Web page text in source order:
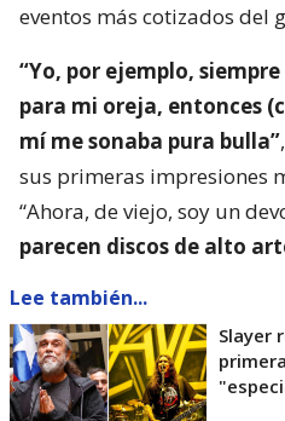
eventos más cotizados del
“Yo, por ejemplo,
para mi oreja, entonces
mí me sonaba pura bulla”
sus primeras impresiones
“Ahora, de viejo, soy un
parecen discos de alto
Lee también...
Slayer